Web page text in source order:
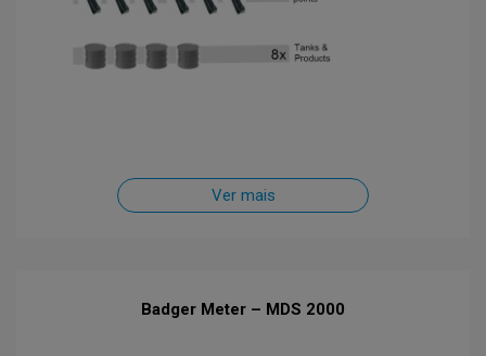
Ver mais
Badger Meter – MDS 2000